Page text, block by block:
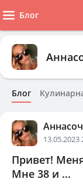
Блог
Блог
13.05.2023
Привет!
Мне 38 и ...